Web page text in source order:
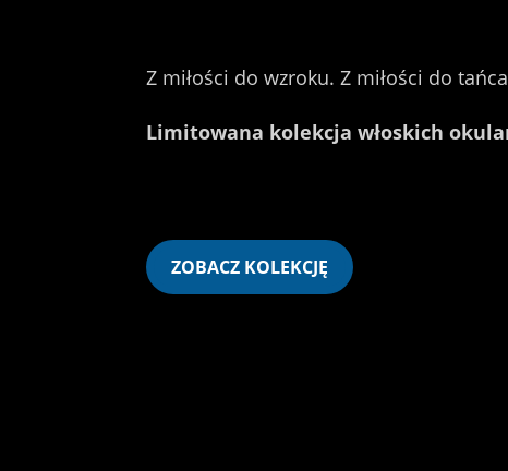
Z miłości do wzroku. Z miłości do
Limitowana kolekcja włoskich
ZOBACZ KOLEKCJĘ